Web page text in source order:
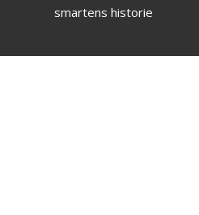
smartens historie